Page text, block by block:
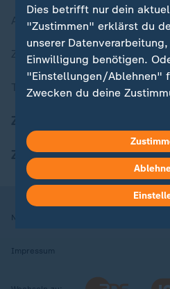
Aktuelle Sendungs-Videos
ZDFheute Stories
Themen im Überblick
ZDFheute Apps
Nutzungsbedingungen
Impressum
Dies betrifft nur dein
"Zustimmen" erklärst du
unserer
Einwilligung benötigen.
"Einstellungen/Ablehnen"
Zwecken du deine
in deinen Einstellungen
Hier findest du das
Weitere Informationen
Datenschutzerklärung.